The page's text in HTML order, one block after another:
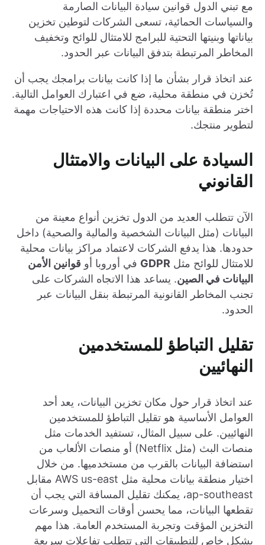
مع تبني الدول قوانين سيادة البيانات الصارمة
والسياسات الحمائية، تسعى الشركات لتوطين تخزين
بياناتها وبنيتها التحتية للبرامج للامتثال للوائح وتخفيف
المخاطر المرتبطة بتدفق البيانات عبر الحدود.
عند اتخاذ قرار بشأن ما إذا كانت بيانات برامجك يجب أن
تُخزن في منطقة محلية، ضع في اعتبارك العوامل التالية.
اختر منطقة بيانات محددة إذا كانت هذه الاحتياجات مهمة
لتطوير منتجك.
السيادة على البيانات والامتثال
القانوني
الآن تتطلب العديد من الدول تخزين أنواع معينة من
البيانات (مثل البيانات الشخصية والمالية والصحية) داخل
حدودها. هذا يدفع الشركات لاعتماد مراكز بيانات محلية
للامتثال للوائح مثل GDPR في أوروبا أو قوانين الأمن
البيانات في الصين. يساعد هذا الاتجاه الشركات على
تجنب المخاطر القانونية المرتبطة بنقل البيانات عبر
الحدود.
تقليل التباطؤ للمستخدمين
النهائيين
عند اتخاذ قرار حول مكان تخزين البيانات، يعد أحد
العوامل الأساسية هو تقليل التباطؤ للمستخدمين
النهائيين. على سبيل المثال، تستفيد الخدمات مثل
منصات البث (مثل Netflix) أو منصات الألعاب من
استضافة البيانات بالقرب من مستخدميها. من خلال
اختيار منطقة بيانات محلية مثل AWS us-east مقابل
ap-southeast، يمكنك تقليل المسافة التي يجب أن
تقطعها البيانات، مما يحسن أوقات التحميل وسرعات
التخزين المؤقت وتجربة المستخدم العامة. هذا مهم
بشكل خاص للتطبيقات التي تتطلب تفاعلات سريعة